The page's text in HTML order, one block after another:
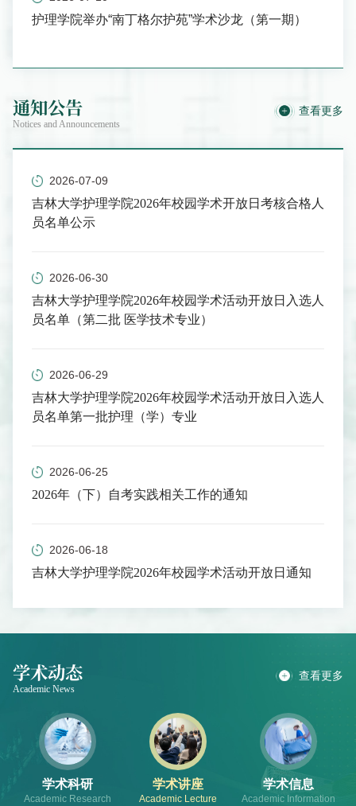
护理学院举办“南丁格尔护苑”学术沙龙（第一期）
通知公告
Notices and Announcements
查看更多
2026-07-09
吉林大学护理学院2026年校园学术开放日考核合格人
员名单公示
2026-06-30
吉林大学护理学院2026年校园学术活动开放日入选人
员名单（第二批 医学技术专业）
2026-06-29
吉林大学护理学院2026年校园学术活动开放日入选人
员名单第一批护理（学）专业
2026-06-25
2026年（下）自考实践相关工作的通知
2026-06-18
吉林大学护理学院2026年校园学术活动开放日通知
学术动态
Academic News
查看更多
学术科研
Academic Research
学术讲座
Academic Lecture
学术信息
Academic Information